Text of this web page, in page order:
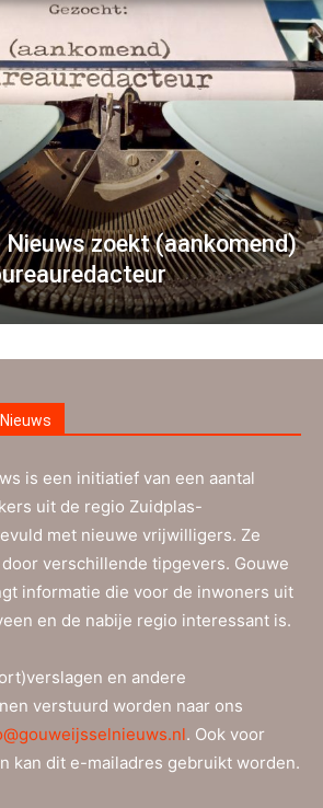
Nieuws zoekt (aankomend)
is een initiatief van een aantal
uit de regio Zuidplas-
met nieuwe vrijwilligers. Ze
verschillende tipgevers. Gouwe
informatie die voor de inwoners uit
en de nabije regio interessant is.
en andere
verstuurd worden naar ons
. Ook voor
kan dit e-mailadres gebruikt worden.